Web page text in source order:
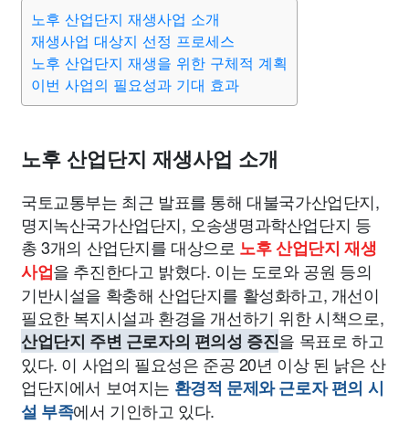
요리 상품리뷰 원예 금융
대출 자동차 취미 여행 맛집
노후 산업단지 재생사업 소개
재생사업 대상지 선정 프로세스
노후 산업단지 재생을 위한 구체적 계획
이번 사업의 필요성과 기대 효과
노후 산업단지 재생사업 소개
국토교통부는 최근 발표를 통해 대불국가산업단지,
명지녹산국가산업단지, 오송생명과학산업단지 등
총 3개의 산업단지를 대상으로 노후 산업단지 재생
사업을 추진한다고 밝혔다. 이는 도로와 공원 등의
기반시설을 확충해 산업단지를 활성화하고, 개선이
필요한 복지시설과 환경을 개선하기 위한 시책으로,
산업단지 주변 근로자의 편의성 증진을 목표로 하고
있다. 이 사업의 필요성은 준공 20년 이상 된 낡은 산
업단지에서 보여지는 환경적 문제와 근로자 편의 시
설 부족에서 기인하고 있다.